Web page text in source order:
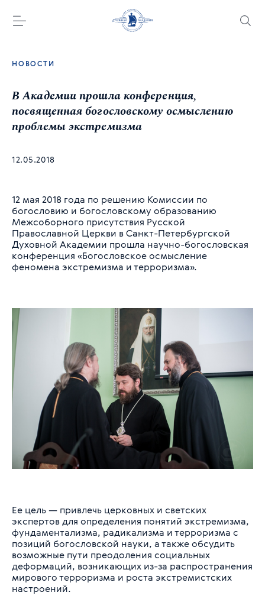
НОВОСТИ
В Академии прошла конференция,
посвященная богословскому осмыслению
проблемы экстремизма
12.05.2018
12 мая 2018 года по решению Комиссии по
богословию и богословскому образованию
Межсоборного присутствия Русской
Православной Церкви в Санкт-Петербургской
Духовной Академии прошла научно-богословская
конференция «Богословское осмысление
феномена экстремизма и терроризма».
Ее цель — привлечь церковных и светских
экспертов для определения понятий экстремизма,
фундаментализма, радикализма и терроризма с
позиций богословской науки, а также обсудить
возможные пути преодоления социальных
деформаций, возникающих из-за распространения
мирового терроризма и роста экстремистских
настроений.